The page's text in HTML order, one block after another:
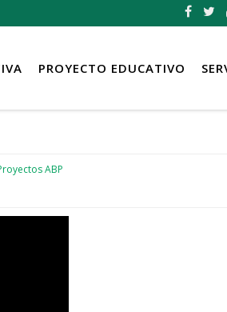
PROYECTO EDUCATIVO
ABP